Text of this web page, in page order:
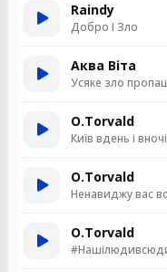
Raindy
Добро І Зло
Аква Віта
Усяке зло
O.Torvald
Київ вдень і вночі
O.Torvald
Ненавиджу вас
O.Torvald